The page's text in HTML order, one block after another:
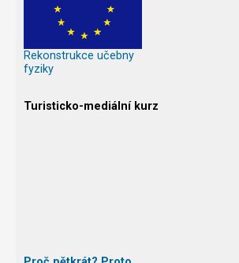
Rekonstrukce učebny
fyziky
Turisticko-mediální kurz